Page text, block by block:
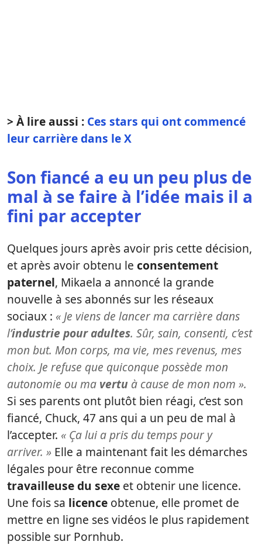
> À lire aussi : Ces stars qui ont commencé
leur carrière dans le X
Son fiancé a eu un peu plus de
mal à se faire à l’idée mais il a
fini par accepter
Quelques jours après avoir pris cette décision,
et après avoir obtenu le consentement
paternel, Mikaela a annoncé la grande
nouvelle à ses abonnés sur les réseaux
sociaux : « Je viens de lancer ma carrière dans
l’industrie pour adultes. Sûr, sain, consenti, c’est
mon but. Mon corps, ma vie, mes revenus, mes
choix. Je refuse que quiconque possède mon
autonomie ou ma vertu à cause de mon nom ».
Si ses parents ont plutôt bien réagi, c’est son
fiancé, Chuck, 47 ans qui a un peu de mal à
l’accepter. « Ça lui a pris du temps pour y
arriver. » Elle a maintenant fait les démarches
légales pour être reconnue comme
travailleuse du sexe et obtenir une licence.
Une fois sa licence obtenue, elle promet de
mettre en ligne ses vidéos le plus rapidement
possible sur Pornhub.